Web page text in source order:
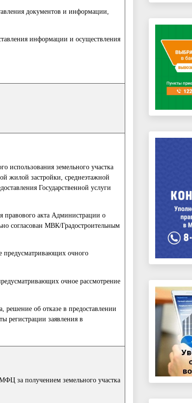
документов и информации,
информации и осуществления
использования земельного участка
жилой застройки, среднеэтажной
Государственной услуги
правового акта Администрации о
согласован МВК/Градостроительным
предусматривающих очного
очное рассмотрение
об отказе в предоставлении
регистрации заявления в
за получением земельного участка